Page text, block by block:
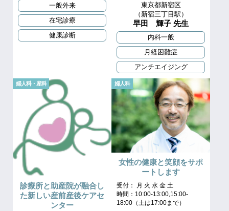
一般外来
在宅診療
健康診断
東京都新宿区
（新宿三丁目駅）
早田 輝子 先生
内科一般
月経困難症
アンチエイジング
婦人科・産科
診療所と助産院が融合し
た新しい産前産後ケアセ
ンター
婦人科
女性の健康と笑顔をサポ
ートします
受付： 月 火 水 金 土
時間：10:00-13:00,15:00-
18:00（土は17:00まで）